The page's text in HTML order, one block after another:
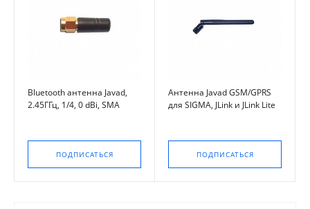
Bluetooth антенна Javad,
2.45ГГц, 1/4, 0 dBi, SMA
ПОДПИСАТЬСЯ
Антенна Javad GSM/GPRS
для SIGMA, JLink и JLink Lite
ПОДПИСАТЬСЯ